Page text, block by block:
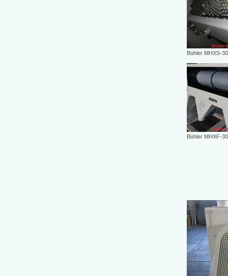
Bühler MHXS-
Bühler MHXF-